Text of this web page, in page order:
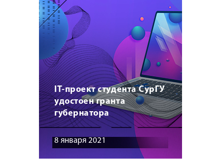
IT-проект студента СурГУ
удостоен гранта
губернатора
8 января 2021